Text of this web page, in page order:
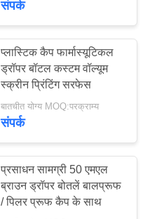
संपर्क
प्लास्टिक कैप फार्मास्यूटिकल
ड्रॉपर बॉटल कस्टम वॉल्यूम
स्क्रीन प्रिंटिंग सरफेस
बातचीत योग्य MOQ:परक्राम्य
संपर्क
प्रसाधन सामग्री 50 एमएल
ब्राउन ड्रॉपर बोतलें बालप्रूफ
/ पिलर प्रूफ कैप के साथ